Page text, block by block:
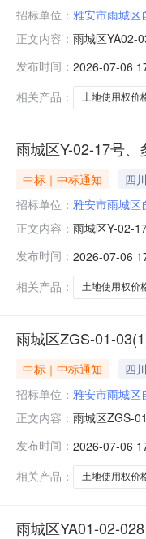
招标单位： 雅安市雨城区
正文内容： 雨城区YA02-
价格评估中介
发布时间： 2026-07-06
相关产品：
土地使用权价
雨城区Y-02-17号
中标｜中标通知 四
招标单位： 雅安市雨城区
正文内容： 雨城区Y-02-
中介服务费：
发布时间： 2026-07-06
相关产品：
土地使用权价
雨城区ZGS-01-
中标｜中标通知 四
招标单位： 雅安市雨城区
正文内容： 雨城区ZGS-
宗国有土地使
发布时间： 2026-07-06
相关产品：
土地使用权价
雨城区YA01-02-